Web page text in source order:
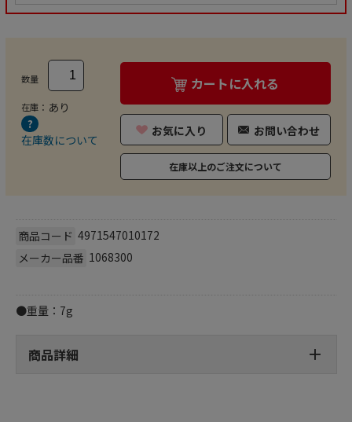
数量
在庫： あり
在庫数について
カートに入れる
お気に入り お問い合わせ
在庫以上のご注文について
商品コード 4971547010172
メーカー品番 1068300
●重量：7g
商品詳細